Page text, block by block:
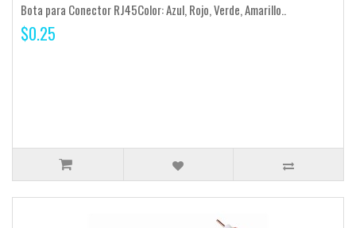
Bota para Conector RJ45Color: Azul, Rojo, Verde, Amarillo..
$0.25